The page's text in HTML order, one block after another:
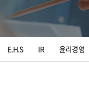
E.H.S IR 윤리경영